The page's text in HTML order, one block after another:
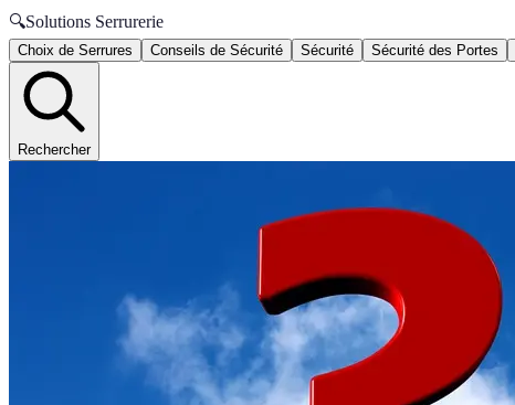
🔍Solutions Serrurerie
Choix de Serrures Conseils de Sécurité Sécurité Sécurité des Portes
Rechercher